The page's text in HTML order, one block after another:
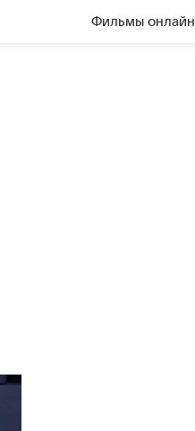
Фильмы онлайн